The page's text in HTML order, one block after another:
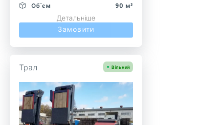
Об`єм
90 м³
Детальніше
Замовити
Трал Вільний